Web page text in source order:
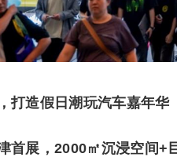
打造假日潮玩汽车嘉年华
首展，2000㎡沉浸空间+